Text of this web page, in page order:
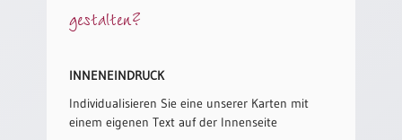
Restbestände
Broschüren
gestalten?
INNENEINDRUCK
Individualisieren Sie eine unserer Karten mit
einem eigenen Text auf der Innenseite